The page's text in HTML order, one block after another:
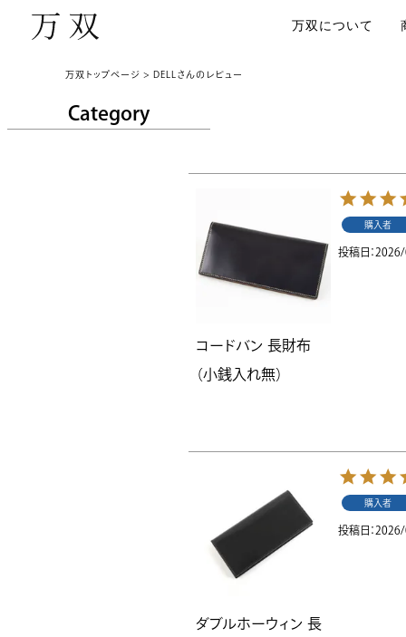
万双について
万双トップページ DELLさんのレビュー
Category
コードバン 長財布
（小銭入れ無）
購入者
投稿日
ダブルホーウィン 長
購入者
投稿日